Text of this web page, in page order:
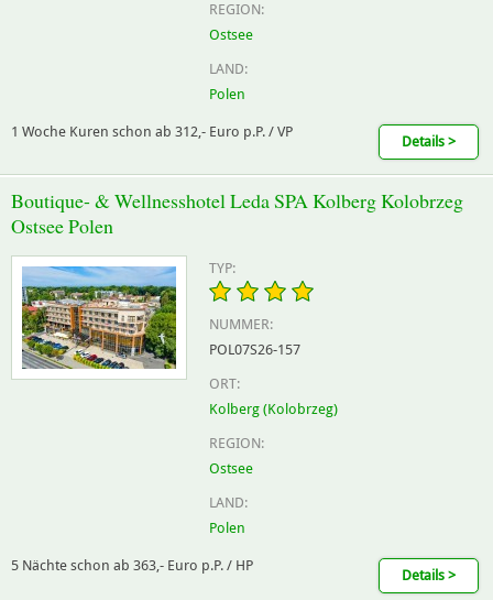
REGION:
Ostsee
LAND:
Polen
1 Woche Kuren schon ab 312,- Euro p.P. / VP
Details >
Boutique- & Wellnesshotel Leda SPA Kolberg Kolobrzeg
Ostsee Polen
TYP:
NUMMER:
POL07S26-157
ORT:
Kolberg (Kolobrzeg)
REGION:
Ostsee
LAND:
Polen
5 Nächte schon ab 363,- Euro p.P. / HP
Details >